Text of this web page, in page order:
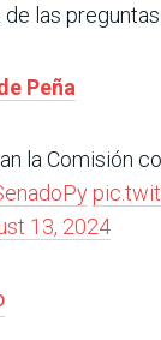
las
Peña
la Comisión
13, 2024